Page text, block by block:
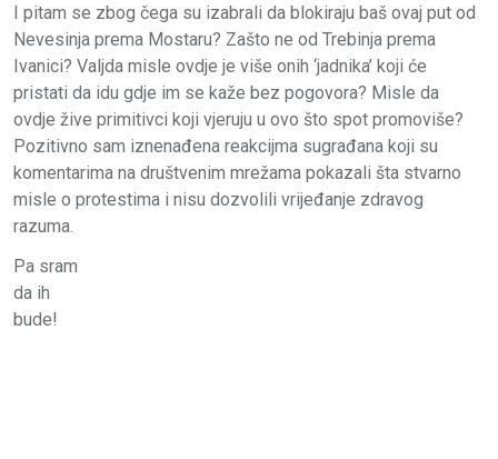
I pitam se zbog čega su izabrali da blokiraju baš ovaj put od
Nevesinja prema Mostaru? Zašto ne od Trebinja prema
Ivanici? Valjda misle ovdje je više onih ‘jadnika’ koji će
pristati da idu gdje im se kaže bez pogovora? Misle da
ovdje žive primitivci koji vjeruju u ovo što spot promoviše?
Pozitivno sam iznenađena reakcijma sugrađana koji su
komentarima na društvenim mrežama pokazali šta stvarno
misle o protestima i nisu dozvolili vrijeđanje zdravog
razuma.
Pa sram
da ih
bude!